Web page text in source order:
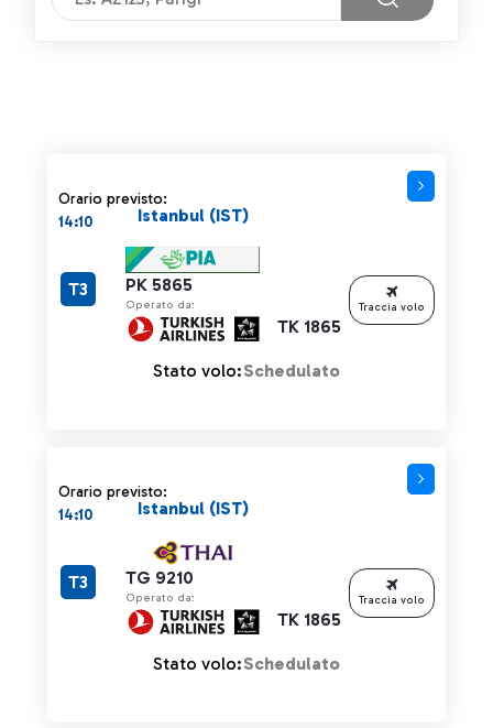
Orario previsto:
14:10
PK 5865
Operato da:
TK 1865
Istanbul (IST)
T3
Stato volo:Schedulato
Traccia volo
Orario previsto:
14:10
TG 9210
Operato da:
TK 1865
Istanbul (IST)
T3
Stato volo:Schedulato
Traccia volo